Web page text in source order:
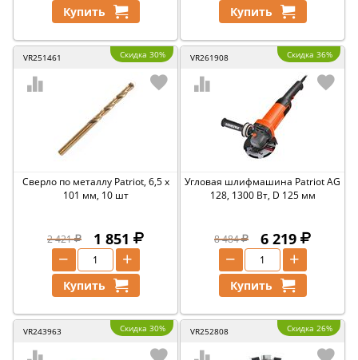
Купить Купить
VR251461 Скидка 30%
Сверло по металлу Patriot, 6,5 x
101 мм, 10 шт
2 421 1 851
+
−
Купить
VR261908 Скидка 36%
Угловая шлифмашина Patriot AG
128, 1300 Вт, D 125 мм
8 484 6 219
+
−
Купить
VR243963 Скидка 30% VR252808 Скидка 26%